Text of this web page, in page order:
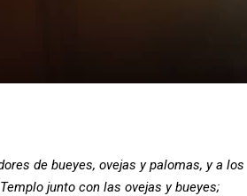
de bueyes, ovejas y palomas, y a los
junto con las ovejas y bueyes;